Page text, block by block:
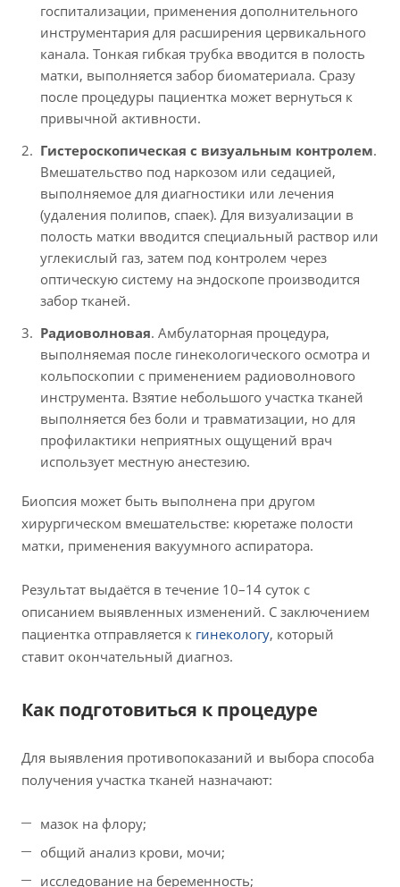
госпитализации, применения дополнительного
инструментария для расширения цервикального
канала. Тонкая гибкая трубка вводится в полость
матки, выполняется забор биоматериала. Сразу
после процедуры пациентка может вернуться к
привычной активности.
Гистероскопическая с визуальным контролем.
Вмешательство под наркозом или седацией,
выполняемое для диагностики или лечения
(удаления полипов, спаек). Для визуализации в
полость матки вводится специальный раствор или
углекислый газ, затем под контролем через
оптическую систему на эндоскопе производится
забор тканей.
Радиоволновая. Амбулаторная процедура,
выполняемая после гинекологического осмотра и
кольпоскопии с применением радиоволнового
инструмента. Взятие небольшого участка тканей
выполняется без боли и травматизации, но для
профилактики неприятных ощущений врач
использует местную анестезию.
Биопсия может быть выполнена при другом
хирургическом вмешательстве: кюретаже полости
матки, применения вакуумного аспиратора.
Результат выдаётся в течение 10–14 суток с
описанием выявленных изменений. С заключением
пациентка отправляется к гинекологу, который
ставит окончательный диагноз.
Как подготовиться к процедуре
Для выявления противопоказаний и выбора способа
получения участка тканей назначают:
мазок на флору;
общий анализ крови, мочи;
исследование на беременность;